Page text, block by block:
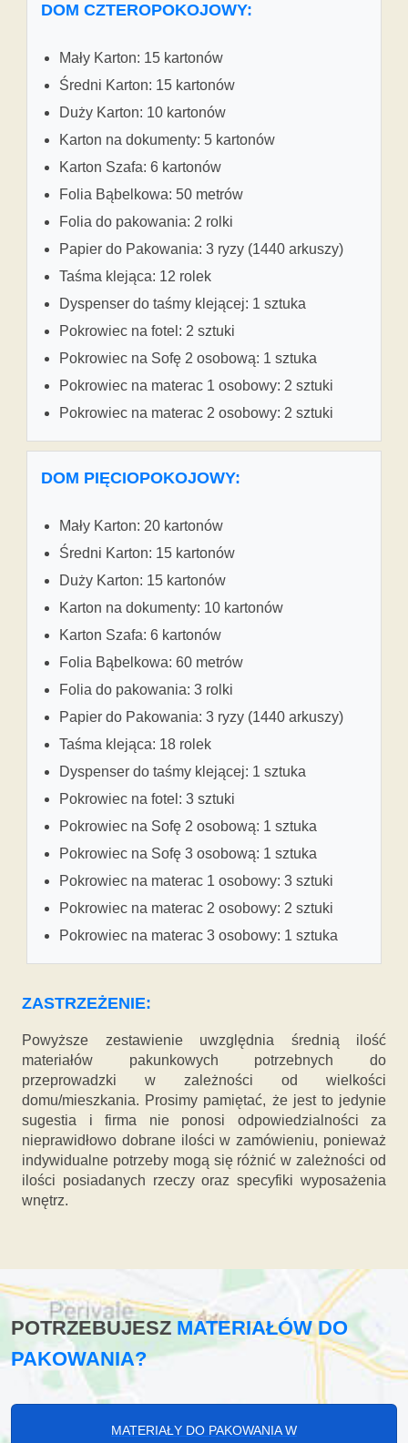
DOM CZTEROPOKOJOWY:
Mały Karton: 15 kartonów
Średni Karton: 15 kartonów
Duży Karton: 10 kartonów
Karton na dokumenty: 5 kartonów
Karton Szafa: 6 kartonów
Folia Bąbelkowa: 50 metrów
Folia do pakowania: 2 rolki
Papier do Pakowania: 3 ryzy (1440 arkuszy)
Taśma klejąca: 12 rolek
Dyspenser do taśmy klejącej: 1 sztuka
Pokrowiec na fotel: 2 sztuki
Pokrowiec na Sofę 2 osobową: 1 sztuka
Pokrowiec na materac 1 osobowy: 2 sztuki
Pokrowiec na materac 2 osobowy: 2 sztuki
DOM PIĘCIOPOKOJOWY:
Mały Karton: 20 kartonów
Średni Karton: 15 kartonów
Duży Karton: 15 kartonów
Karton na dokumenty: 10 kartonów
Karton Szafa: 6 kartonów
Folia Bąbelkowa: 60 metrów
Folia do pakowania: 3 rolki
Papier do Pakowania: 3 ryzy (1440 arkuszy)
Taśma klejąca: 18 rolek
Dyspenser do taśmy klejącej: 1 sztuka
Pokrowiec na fotel: 3 sztuki
Pokrowiec na Sofę 2 osobową: 1 sztuka
Pokrowiec na Sofę 3 osobową: 1 sztuka
Pokrowiec na materac 1 osobowy: 3 sztuki
Pokrowiec na materac 2 osobowy: 2 sztuki
Pokrowiec na materac 3 osobowy: 1 sztuka
ZASTRZEŻENIE:
Powyższe zestawienie uwzględnia średnią ilość
materiałów pakunkowych potrzebnych do
przeprowadzki w zależności od wielkości
domu/mieszkania. Prosimy pamiętać, że jest to jedynie
sugestia i firma nie ponosi odpowiedzialności za
nieprawidłowo dobrane ilości w zamówieniu, ponieważ
indywidualne potrzeby mogą się różnić w zależności od
ilości posiadanych rzeczy oraz specyfiki wyposażenia
wnętrz.
POTRZEBUJESZMATERIAŁÓW DO
PAKOWANIA?
MATERIAŁY DO PAKOWANIA W